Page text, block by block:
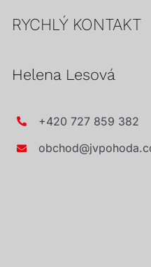
RYCHLÝ KONTAKT
Helena Lesová
+420 727 859 382